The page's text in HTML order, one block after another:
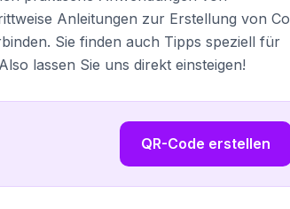
Anleitungen zur Erstellung von
Sie finden auch Tipps speziell für
lassen Sie uns direkt einsteigen!
QR-Code erstellen